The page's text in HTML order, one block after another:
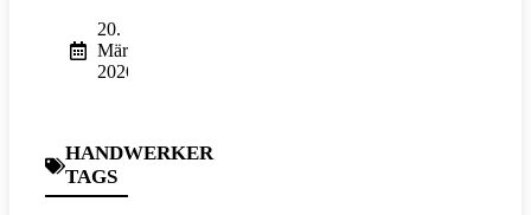
20.
März
2026
HANDWERKER
TAGS